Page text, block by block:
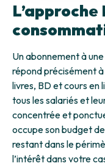
Un abonnement à
répond précisément à
livres, BD et cours en
tous les salariés et
concentrée et
occupe son budget
restant dans le
l’intérêt dans votre